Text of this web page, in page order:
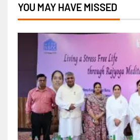
YOU MAY HAVE MISSED